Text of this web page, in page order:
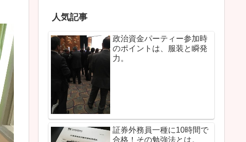
人気記事
政治資金パーティー参加時
のポイントは、服装と瞬発
力。
証券外務員一種に10時間で
合格！その勉強法とは。